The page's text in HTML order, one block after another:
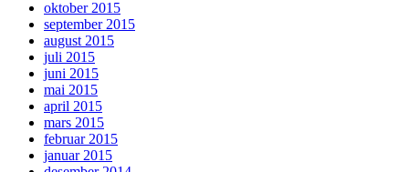
oktober 2015
september 2015
august 2015
juli 2015
juni 2015
mai 2015
april 2015
mars 2015
februar 2015
januar 2015